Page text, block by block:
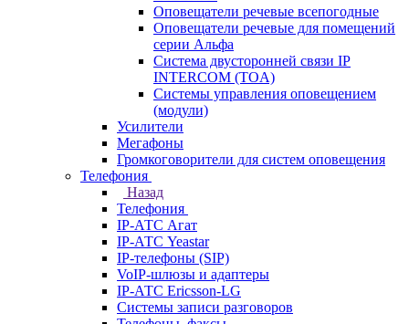
Оповещатели речевые всепогодные
Оповещатели речевые для помещений
серии Альфа
Система двусторонней связи IP
INTERCOM (TOA)
Системы управления оповещением
(модули)
Усилители
Мегафоны
Громкоговорители для систем оповещения
Телефония
Назад
Телефония
IP-АТС Агат
IP-АТС Yeastar
IP-телефоны (SIP)
VoIP-шлюзы и адаптеры
IP-АТС Ericsson-LG
Системы записи разговоров